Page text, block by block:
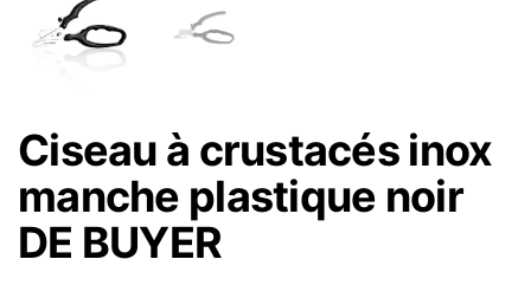
Ciseau à crustacés inox
manche plastique noir
DE BUYER